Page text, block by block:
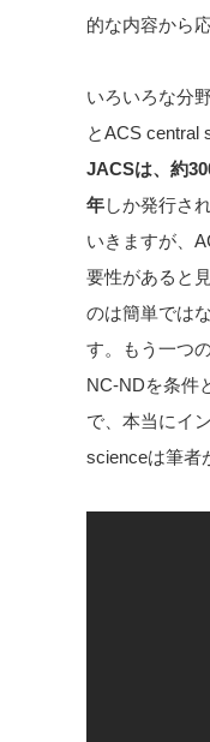
的な内容から
いろいろな分
とACS central
JACSは、約
年しか発行さ
いきますが、
要性があると
のは簡単では
す。もう一つ
NC-NDを条件
で、本当にイ
scienceは筆者